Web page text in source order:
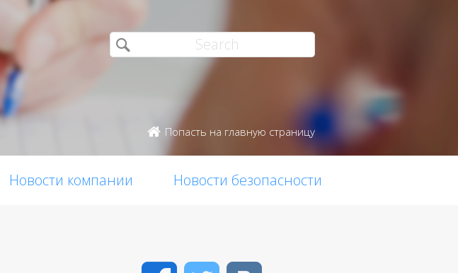
Попасть на главную страницу
Новости компании Новости безопасности